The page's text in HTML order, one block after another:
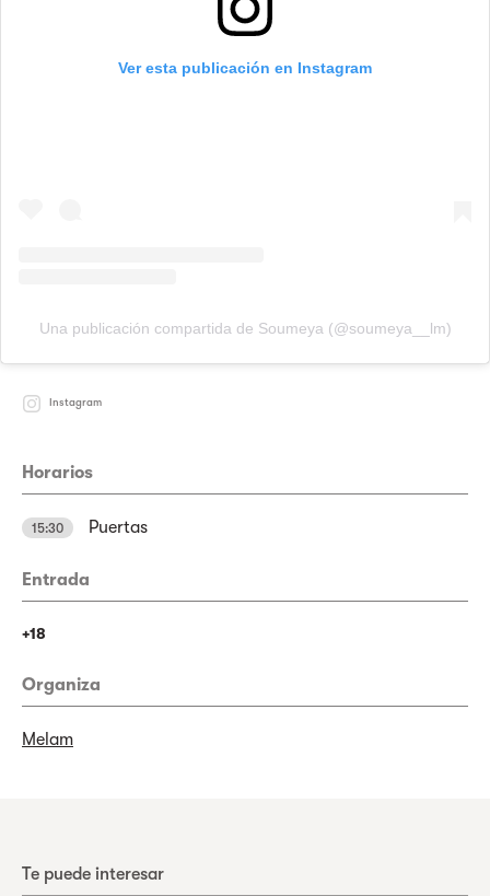
Ver esta publicación en Instagram
Una publicación compartida de Soumeya (@soumeya__lm)
Instagram
Horarios
15:30 Puertas
Entrada
+18
Organiza
Melam
Te puede interesar